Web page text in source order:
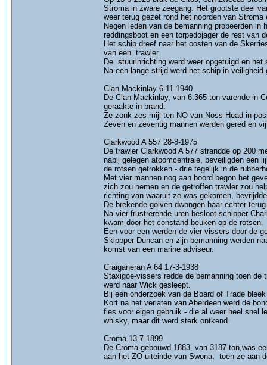
Stroma in zware zeegang. Het grootste deel
weer terug gezet rond het noorden van
Negen leden van de bemanning probeerden
reddingsboot en een torpedojager de rest van
Het schip dreef naar het oosten van de
van een trawler.
De stuurinrichting werd weer opgetuigd en
Na een lange strijd werd het schip in
Clan Mackinlay 6-11-1940
De Clan Mackinlay, van 6.365 ton varende in
geraakte in brand.
Ze zonk zes mijl ten NO van Noss Head in
Zeven en zeventig mannen werden gered en
Clarkwood A 557 28-8-1975
De trawler Clarkwood A 577 strandde op 200
nabij gelegen atoomcentrale, beveiligden een
de rotsen getrokken - drie tegelijk in de
Met vier mannen nog aan boord begon het
zich zou nemen en de getroffen trawler zou
richting van waaruit ze was gekomen,
De brekende golven dwongen haar echter
Na vier frustrerende uren besloot schipper
kwam door het constand beuken op de rotsen.
Een voor een werden de vier vissers door de
Skippper Duncan en zijn bemanning werden
komst van een marine adviseur.
Craiganeran A 64 17-3-1938
Staxigoe-vissers redde de bemanning toen de
werd naar Wick gesleept.
Bij een onderzoek van de Board of Trade
Kort na het verlaten van Aberdeen werd de
fles voor eigen gebruik - die al weer heel snel
whisky, maar dit werd sterk ontkend.
Croma 13-7-1899
De Croma gebouwd 1883, van 3187 ton,was
aan het ZO-uiteinde van Swona, toen ze aan